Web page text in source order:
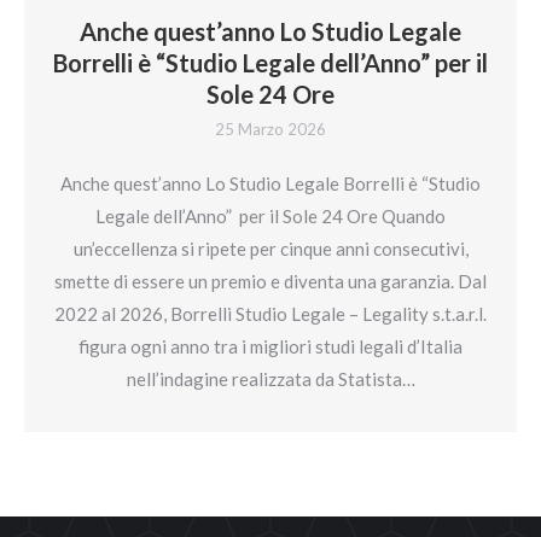
Anche quest’anno Lo Studio Legale
Borrelli è “Studio Legale dell’Anno” per il
Sole 24 Ore
25 Marzo 2026
Anche quest’anno Lo Studio Legale Borrelli è “Studio
Legale dell’Anno” per il Sole 24 Ore Quando
un’eccellenza si ripete per cinque anni consecutivi,
smette di essere un premio e diventa una garanzia. Dal
2022 al 2026, Borrelli Studio Legale – Legality s.t.a.r.l.
figura ogni anno tra i migliori studi legali d’Italia
nell’indagine realizzata da Statista…